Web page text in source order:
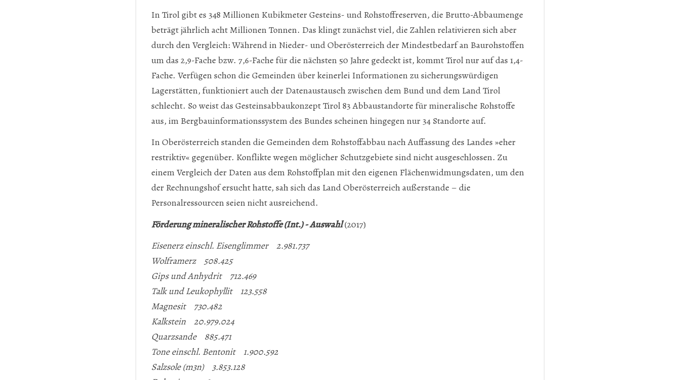
In Tirol gibt es 348 Millionen Kubikmeter Gesteins- und Rohstoffreserven, die Brutto-Abbaumenge
beträgt jährlich acht Millionen Tonnen. Das klingt zunächst viel, die Zahlen relativieren sich aber
durch den Vergleich: Während in Nieder- und Oberösterreich der Mindestbedarf an Baurohstoffen
um das 2,9-Fache bzw. 7,6-Fache für die nächsten 50 Jahre gedeckt ist, kommt Tirol nur auf das 1,4-
Fache. Verfügen schon die Gemeinden über keinerlei Informationen zu sicherungswürdigen
Lagerstätten, funktioniert auch der Datenaustausch zwischen dem Bund und dem Land Tirol
schlecht. So weist das Gesteinsabbaukonzept Tirol 83 Abbaustandorte für mineralische Rohstoffe
aus, im Bergbauinformationssystem des Bundes scheinen hingegen nur 34 Standorte auf.
In Oberösterreich standen die Gemeinden dem Rohstoffabbau nach Auffassung des Landes »eher
restriktiv« gegenüber. Konflikte wegen möglicher Schutzgebiete sind nicht ausgeschlossen. Zu
einem Vergleich der Daten aus dem Rohstoffplan mit den eigenen Flächenwidmungsdaten, um den
der Rechnungshof ersucht hatte, sah sich das Land Oberösterreich außerstande – die
Personalressourcen seien nicht ausreichend.
Förderung mineralischer Rohstoffe (Int.) - Auswahl(2017)
Eisenerz einschl. Eisenglimmer 2.981.737
Wolframerz 508.425
Gips und Anhydrit 712.469
Talk und Leukophyllit 123.558
Magnesit 730.482
Kalkstein 20.979.024
Quarzsande 885.471
Tone einschl. Bentonit 1.900.592
Salzsole (m3n) 3.853.128